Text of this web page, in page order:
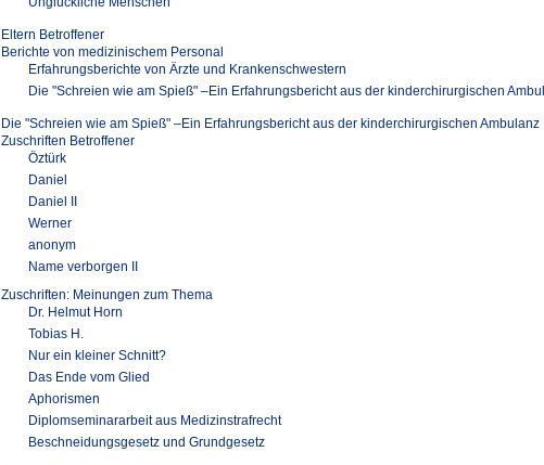
Eltern Betroffener
Berichte von medizinischem Personal
Erfahrungsberichte von Ärzte und Krankenschwestern
Die "Schreien wie am Spieß" –Ein Erfahrungsbericht aus der kinderchirurgischen
Die "Schreien wie am Spieß" –Ein Erfahrungsbericht aus der kinderchirurgischen Ambulanz
Zuschriften Betroffener
Öztürk
Daniel
Daniel II
Werner
anonym
Name verborgen II
Zuschriften: Meinungen zum Thema
Dr. Helmut Horn
Tobias H.
Nur ein kleiner Schnitt?
Das Ende vom Glied
Aphorismen
Diplomseminararbeit aus Medizinstrafrecht
Beschneidungsgesetz und Grundgesetz